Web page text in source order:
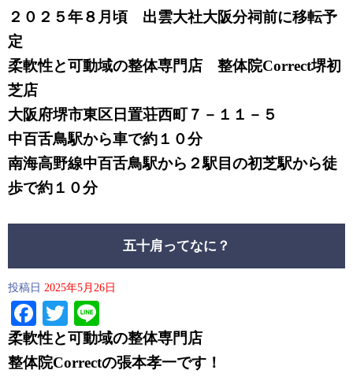
２０２５年８月頃 出雲大社大阪分祠前に移転予
定
柔軟性と可動域の整体専門店 整体院Correct堺初
芝店
大阪府堺市東区日置荘西町７－１１－５
中百舌鳥駅から車で約１０分
南海高野線中百舌鳥駅から２駅目の初芝駅から徒
歩で約１０分
五十肩ってなに？
投稿日 2025年5月26日
Facebook
Twitter
柔軟性と可動域の整体専門店
整体院Correctの張本孝一です！